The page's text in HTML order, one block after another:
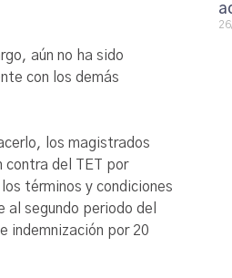
aún no ha sido
con los demás
los magistrados
contra del TET por
términos y condiciones
segundo periodo del
indemnización por 20